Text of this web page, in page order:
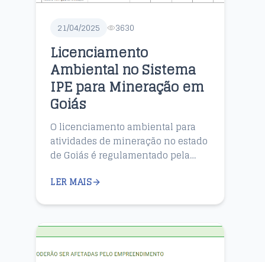
21/04/2025 3630
Licenciamento
Ambiental no Sistema
IPE para Mineração em
Goiás
O licenciamento ambiental para
atividades de mineração no estado
de Goiás é regulamentado pela
Ambiente e Desenvolvimento
LER MAIS